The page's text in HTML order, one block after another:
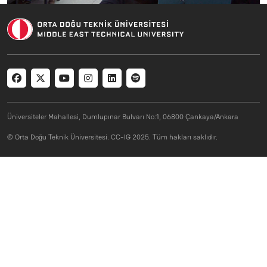
Social menu
Üniversiteler Mahallesi, Dumlupınar Bulvarı No:1, 06800 Çankaya/Ankara
© Orta Doğu Teknik Üniversitesi. CC-IG 2025. Tüm hakları saklıdır.